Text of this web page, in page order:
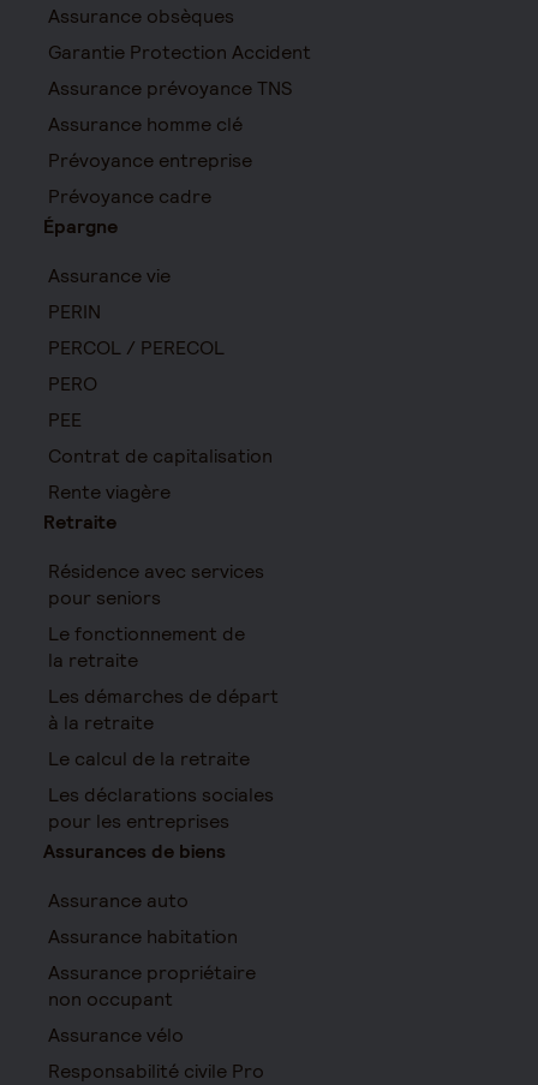
Assurance obsèques
Garantie Protection Accident
Assurance prévoyance TNS
Assurance homme clé
Prévoyance entreprise
Prévoyance cadre
Épargne
Assurance vie
PERIN
PERCOL / PERECOL
PERO
PEE
Contrat de capitalisation
Rente viagère
Retraite
Résidence avec services
pour seniors
Le fonctionnement de
la retraite
Les démarches de départ
à la retraite
Le calcul de la retraite
Les déclarations sociales
pour les entreprises
Assurances de biens
Assurance auto
Assurance habitation
Assurance propriétaire
non occupant
Assurance vélo
Responsabilité civile Pro